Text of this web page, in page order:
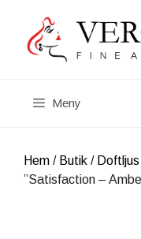
innehåll
Meny
Hem / Butik / Doftljus
”Satisfaction –